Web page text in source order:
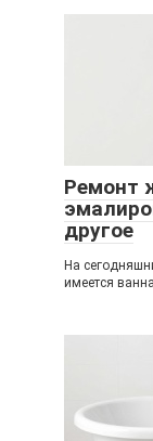
Ремонт
другое
На
имеется